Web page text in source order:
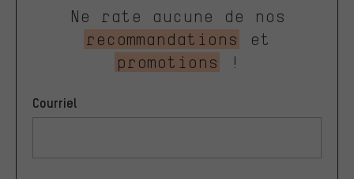
Ne rate aucune de nos
recommandations
et
promotions
!
Courriel